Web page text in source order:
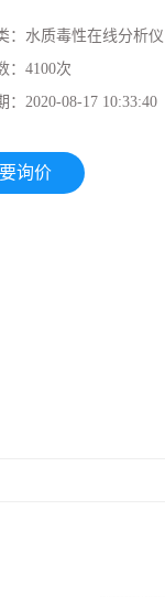
：水质毒性在线分析仪
：4100次
：2020-08-17 10:33:40
询价